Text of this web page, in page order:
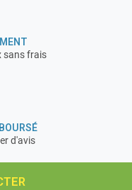
sans frais
d'avis